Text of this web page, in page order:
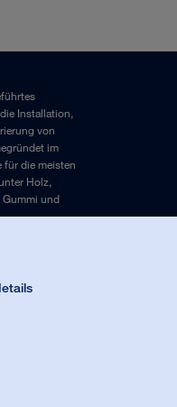
Installation,
von
im
für die meisten
Holz,
Gummi und